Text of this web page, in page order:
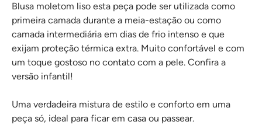
Blusa moletom liso esta peça pode ser utilizada como
primeira camada durante a meia-estação ou como
camada intermediária em dias de frio intenso e que
exijam proteção térmica extra. Muito confortável e com
um toque gostoso no contato com a pele. Confira a
versão infantil!
Uma verdadeira mistura de estilo e conforto em uma
peça só, ideal para ficar em casa ou passear.